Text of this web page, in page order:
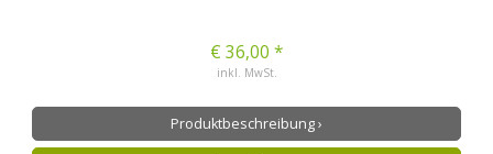
€ 36,00 *
inkl. MwSt.
Produktbeschreibung ›